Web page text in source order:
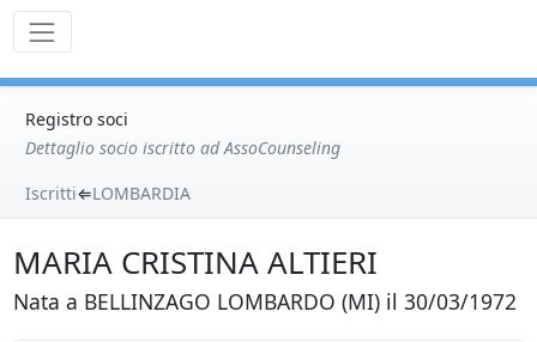
Registro soci
Dettaglio socio iscritto ad AssoCounseling
Iscritti⇐LOMBARDIA
MARIA CRISTINA ALTIERI
Nata a BELLINZAGO LOMBARDO (MI) il 30/03/1972